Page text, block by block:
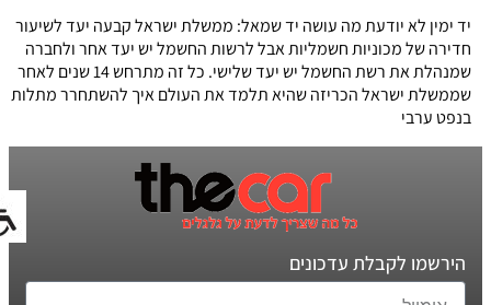
יד ימין לא יודעת מה עושה יד שמאל: ממשלת ישראל קבעה יעד לשיעור
חדירה של מכוניות חשמליות אבל לרשות החשמל יש יעד אחר ולחברה
שמנהלת את רשת החשמל יש יעד שלישי. כל זה מתרחש 14 שנים לאחר
שממשלת ישראל הכריזה שהיא תלמד את העולם איך להשתחרר מתלות
בנפט ערבי
הירשמו לקבלת עדכונים